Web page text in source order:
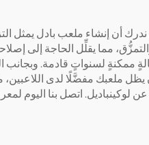
أن إنشاء ملعب بادل يمثل
مما يقلِّل الحاجة إلى
لسنواتٍ قادمة. وبجانب
مفضَّلًا لدى اللاعبين، ما
اتصل بنا اليوم